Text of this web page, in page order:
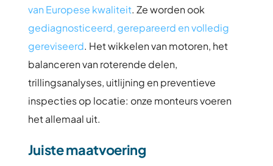
van Europese kwaliteit. Ze worden ook
gediagnosticeerd, gerepareerd en volledig
gereviseerd. Het wikkelen van motoren, het
balanceren van roterende delen,
trillingsanalyses, uitlijning en preventieve
inspecties op locatie: onze monteurs voeren
het allemaal uit.
Juiste maatvoering